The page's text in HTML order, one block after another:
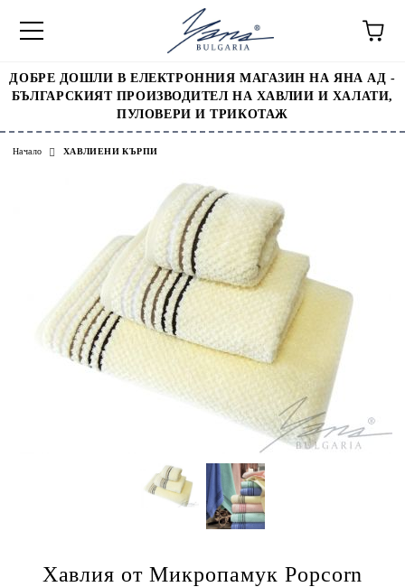
ДОБРЕ ДОШЛИ В ЕЛЕКТРОННИЯ МАГАЗИН НА ЯНА АД -
БЪЛГАРСКИЯТ ПРОИЗВОДИТЕЛ НА ХАВЛИИ И ХАЛАТИ,
ПУЛОВЕРИ И ТРИКОТАЖ
Начало ХАВЛИЕНИ КЪРПИ
Хавлия от Микропамук Popcorn